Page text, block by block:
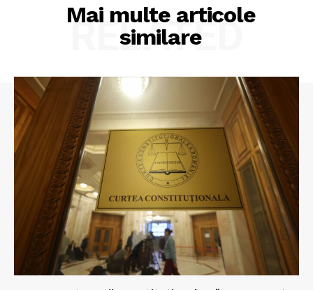
Mai multe articole
similare
RELATED